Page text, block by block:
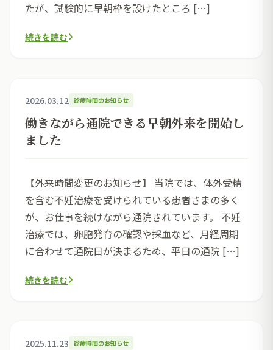
たが、試験的に早朝枠を設けたところ […]
続きを読む
2026.03.12 診療時間のお知らせ
働きながら通院できる早朝外来を開始し
ました
【外来時間変更のお知らせ】 当院では、体外受精
を含む不妊治療を受けられている患者さまの多く
が、お仕事を続けながら通院されています。 不妊
治療では、卵胞発育の確認や採血など、月経周期
に合わせて通院日が決まるため、平日の通院 […]
続きを読む
2025.11.23 診療時間のお知らせ